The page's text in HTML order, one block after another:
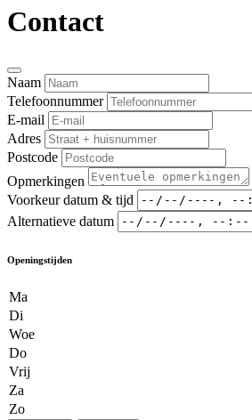
Contact
Naam
Telefoonnummer
E-mail
Adres
Postcode
Opmerkingen
Voorkeur datum & tijd
Alternatieve datum
Openingstijden
Ma
Di
Woe
Do
Vrij
Za
Zo